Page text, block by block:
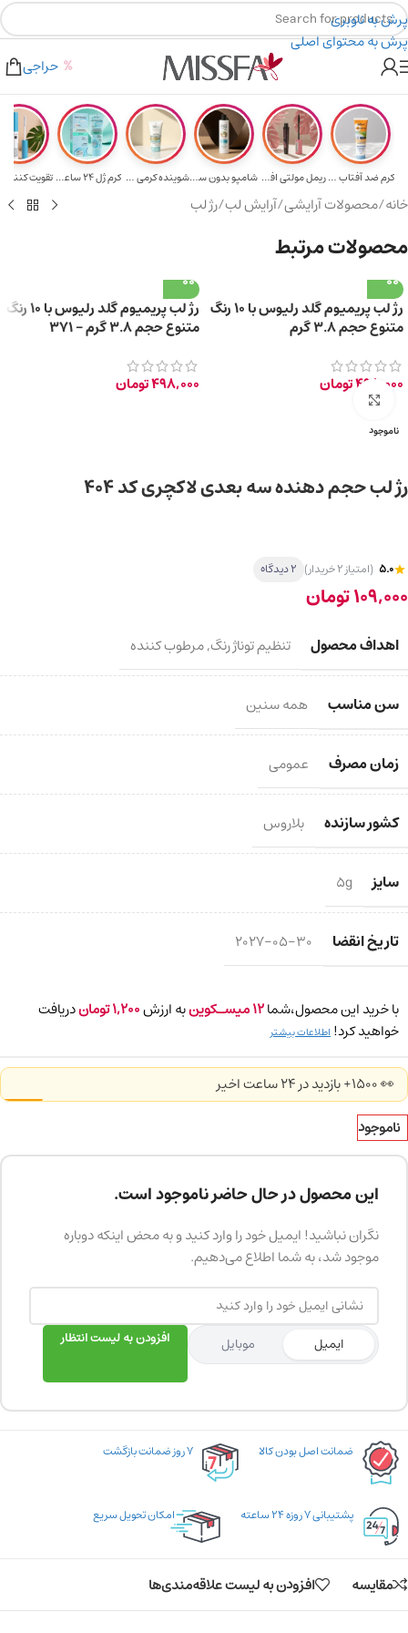
پرش به ناوبری
پرش به محتوای اصلی
۲٪ تخفیف روی سبد خرید برای روش کارت به کارت
هدیه برای خرید های بالای ۵ میلیون تومن
حراجی
کرم ضد آفتاب حا... ریمل مولتی افکت... شامپو بدون سولف... شوینده کرمی صور... کرم ژل ۲۴ ساعته... تقویت‌ کننده
خانه/محصولات آرایشی/آرایش لب/رژ لب
محصولات مرتبط
رژ لب پریمیوم گلد رلیوس با 10 رنگ
متنوع حجم 3.8 گرم
498,000تومان
رژ لب پریمیوم گلد رلیوس با 10 رنگ
متنوع حجم 3.8 گرم – 371
498,000تومان
ناموجود
برای بزرگ‌نمایی کلیک کنید
رژ لب حجم دهنده سه بعدی لاکچری کد 404
5.0 (امتیاز 2 خریدار) 2 دیدگاه
109,000تومان
اهداف محصول تنظیم توناژ رنگ,مرطوب کننده
سن مناسب همه سنین
زمان مصرف عمومی
کشور سازنده بلاروس
سایز 5g
تاریخ انقضا 2027-05-30
با خرید این محصول،شما12میسـکوینبه ارزش1,200توماندریافت
خواهید کرد! اطلاعات بیشتر
👀 1500+ بازدید در ۲۴ ساعت اخیر
ناموجود
این محصول در حال حاضر ناموجود است.
نگران نباشید! ایمیل خود را وارد کنید و به محض اینکه دوباره
موجود شد، به شما اطلاع می‌دهیم.
ایمیل موبایل افزودن به لیست انتظار
ضمانت اصل بودن کالا ۷ روز ضمانت بازگشت
پشتیبانی ۷ روزه ۲۴ ساعته امکان تحویل سریع
مقایسه افزودن به لیست علاقه‌مندی‌ها